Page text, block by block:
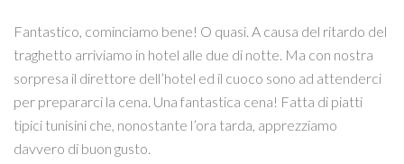
Fantastico, cominciamo bene! O quasi. A causa del ritardo del
traghetto arriviamo in hotel alle due di notte. Ma con nostra
sorpresa il direttore dell’hotel ed il cuoco sono ad attenderci
per prepararci la cena. Una fantastica cena! Fatta di piatti
tipici tunisini che, nonostante l’ora tarda, apprezziamo
davvero di buon gusto.